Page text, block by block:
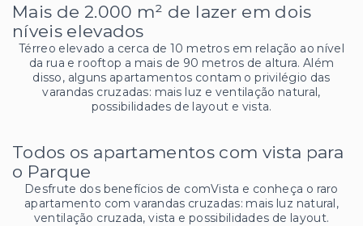
Mais de 2.000 m² de lazer em dois
níveis elevados
Térreo elevado a cerca de 10 metros em relação ao nível
da rua e rooftop a mais de 90 metros de altura. Além
disso, alguns apartamentos contam o privilégio das
varandas cruzadas: mais luz e ventilação natural,
possibilidades de layout e vista.
Todos os apartamentos com vista para
o Parque
Desfrute dos benefícios de comVista e conheça o raro
apartamento com varandas cruzadas: mais luz natural,
ventilação cruzada, vista e possibilidades de layout.